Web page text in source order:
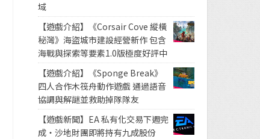
域
【遊戲介紹】《Corsair Cove 縱橫
秘灣》海盜城市建設經營新作 包含
海戰與探索等要素1.0版極度好評中
【遊戲介紹】《Sponge Break》
四人合作木筏舟動作遊戲 通過語音
協調與解謎並救助掉隊隊友
【遊戲新聞】EA 私有化交易下週完
成・沙地財團即將持有九成股份